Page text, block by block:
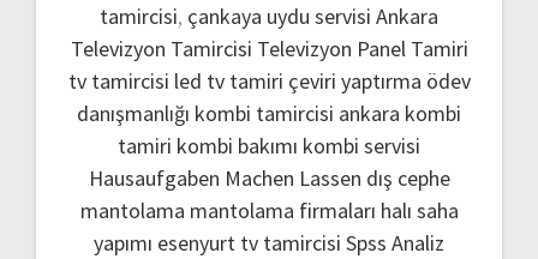
tamircisi, çankaya uydu servisi Ankara
Televizyon Tamircisi Televizyon Panel Tamiri
tv tamircisi led tv tamiri çeviri yaptırma ödev
danışmanlığı kombi tamircisi ankara kombi
tamiri kombi bakımı kombi servisi
Hausaufgaben Machen Lassen dış cephe
mantolama mantolama firmaları halı saha
yapımı esenyurt tv tamircisi Spss Analiz